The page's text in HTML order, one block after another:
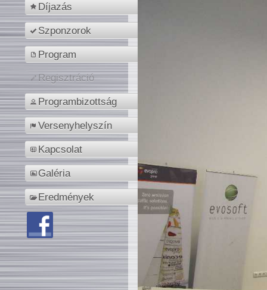
Díjazás
Szponzorok
Program
Regisztráció
Programbizottság
Versenyhelyszín
Kapcsolat
Galéria
Eredmények